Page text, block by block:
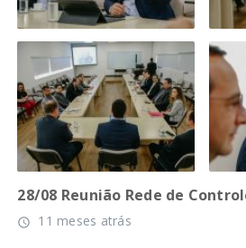
28/08 Reunião Rede de
access_time 11 meses atrás